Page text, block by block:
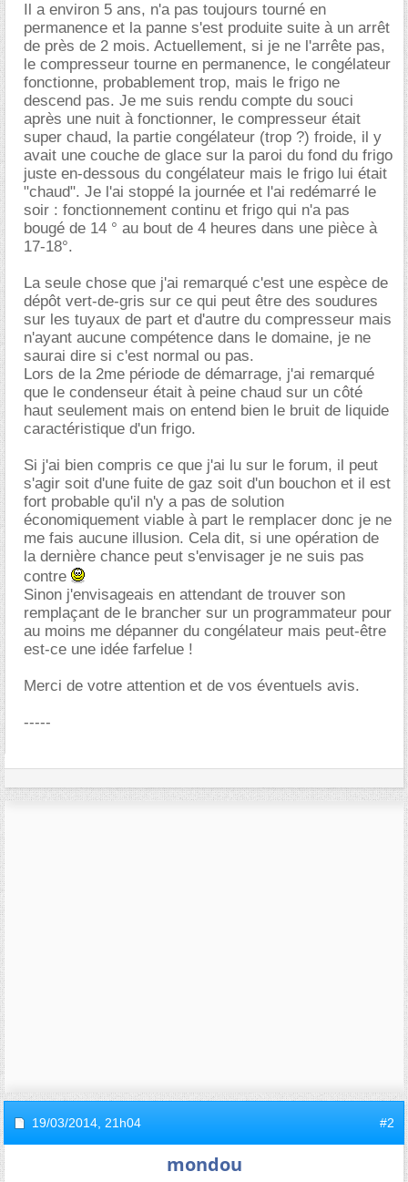
Il a environ 5 ans, n'a pas toujours tourné en
permanence et la panne s'est produite suite à un arrêt
de près de 2 mois. Actuellement, si je ne l'arrête pas,
le compresseur tourne en permanence, le congélateur
fonctionne, probablement trop, mais le frigo ne
descend pas. Je me suis rendu compte du souci
après une nuit à fonctionner, le compresseur était
super chaud, la partie congélateur (trop ?) froide, il y
avait une couche de glace sur la paroi du fond du frigo
juste en-dessous du congélateur mais le frigo lui était
"chaud". Je l'ai stoppé la journée et l'ai redémarré le
soir : fonctionnement continu et frigo qui n'a pas
bougé de 14 ° au bout de 4 heures dans une pièce à
17-18°.
La seule chose que j'ai remarqué c'est une espèce de
dépôt vert-de-gris sur ce qui peut être des soudures
sur les tuyaux de part et d'autre du compresseur mais
n'ayant aucune compétence dans le domaine, je ne
saurai dire si c'est normal ou pas.
Lors de la 2me période de démarrage, j'ai remarqué
que le condenseur était à peine chaud sur un côté
haut seulement mais on entend bien le bruit de liquide
caractéristique d'un frigo.
Si j'ai bien compris ce que j'ai lu sur le forum, il peut
s'agir soit d'une fuite de gaz soit d'un bouchon et il est
fort probable qu'il n'y a pas de solution
économiquement viable à part le remplacer donc je ne
me fais aucune illusion. Cela dit, si une opération de
la dernière chance peut s'envisager je ne suis pas
contre
Sinon j'envisageais en attendant de trouver son
remplaçant de le brancher sur un programmateur pour
au moins me dépanner du congélateur mais peut-être
est-ce une idée farfelue !
Merci de votre attention et de vos éventuels avis.
-----
19/03/2014, 21h04 #2
mondou